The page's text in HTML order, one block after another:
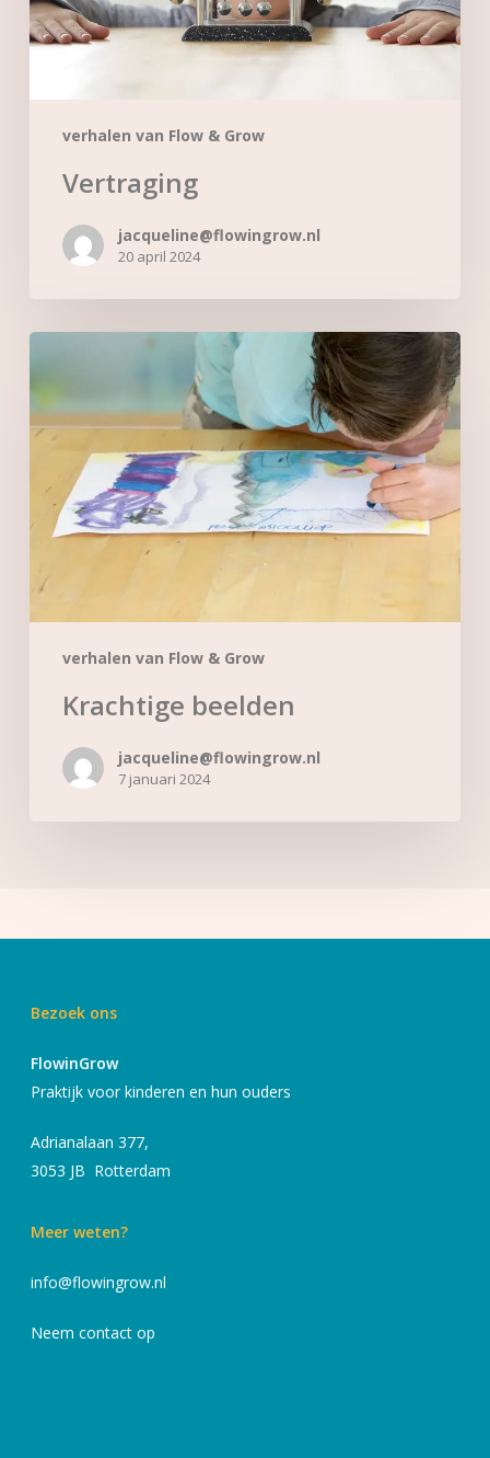
verhalen van Flow & Grow
Vertraging
jacqueline@flowingrow.nl
20 april 2024
verhalen van Flow & Grow
beelden
Krachtige beelden
jacqueline@flowingrow.nl
7 januari 2024
Bezoek ons
FlowinGrow
Praktijk voor kinderen en hun ouders
Adrianalaan 377,
3053 JB Rotterdam
Meer weten?
info@flowingrow.nl
Neem contact op